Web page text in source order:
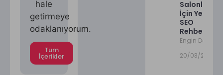
hale
getirmeye
odaklanıyorum.
Tüm
İçerikler
Salonları
İçin Yerel
SEO
Rehberi
Engin Deniz
20/03/2026